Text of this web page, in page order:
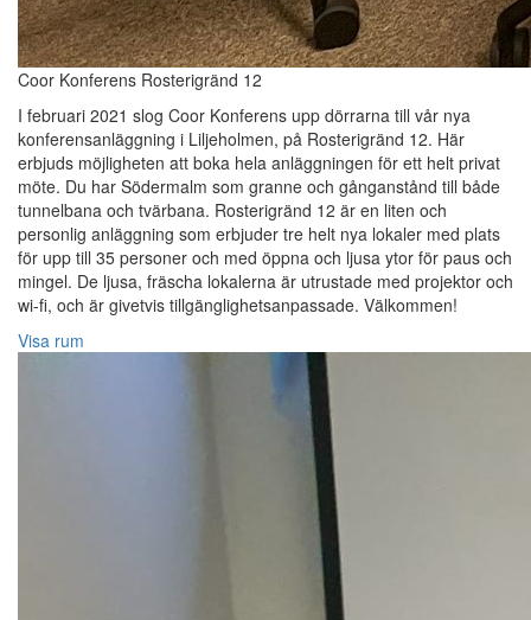
Coor Konferens Rosterigränd 12
I februari 2021 slog Coor Konferens upp dörrarna till vår nya
konferensanläggning i Liljeholmen, på Rosterigränd 12. Här
erbjuds möjligheten att boka hela anläggningen för ett helt privat
möte. Du har Södermalm som granne och gånganstånd till både
tunnelbana och tvärbana. Rosterigränd 12 är en liten och
personlig anläggning som erbjuder tre helt nya lokaler med plats
för upp till 35 personer och med öppna och ljusa ytor för paus och
mingel. De ljusa, fräscha lokalerna är utrustade med projektor och
wi-fi, och är givetvis tillgänglighetsanpassade. Välkommen!
Visa rum